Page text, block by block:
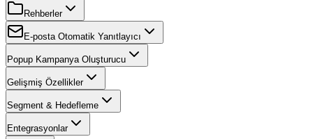
Rehberler
E-posta Otomatik Yanıtlayıcı
Popup Kampanya Oluşturucu
Gelişmiş Özellikler
Segment & Hedefleme
Entegrasyonlar